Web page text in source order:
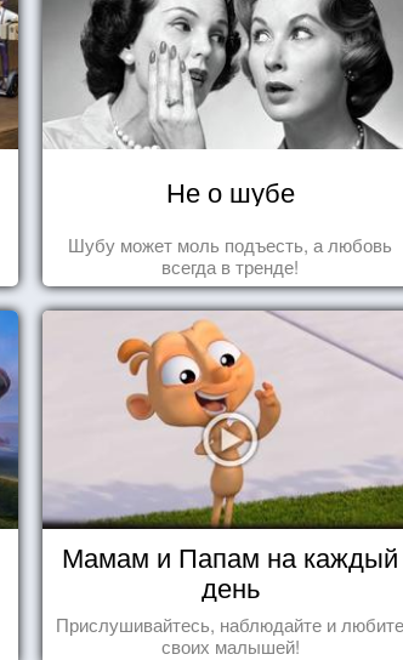
Не о шубе
Шубу может моль подъесть, а любовь
всегда в тренде!
Мамам и Папам на каждый
день
Прислушивайтесь, наблюдайте и любите
своих малышей!